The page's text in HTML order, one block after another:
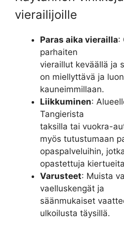
vierailijoille
Paras aika vierailla:
parhaiten
vieraillut keväällä ja
on miellyttävä ja
kauneimmillaan.
Liikkuminen:
Tangierista
taksilla tai vuokra-
myös tutustumaan
opaspalveluihin,
opastettuja
Varusteet: Muista
vaelluskengät ja
säänmukaiset
ulkoilusta täysillä.